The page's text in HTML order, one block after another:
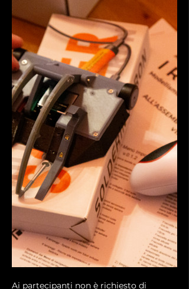
Ai partecipanti non è richiesto di